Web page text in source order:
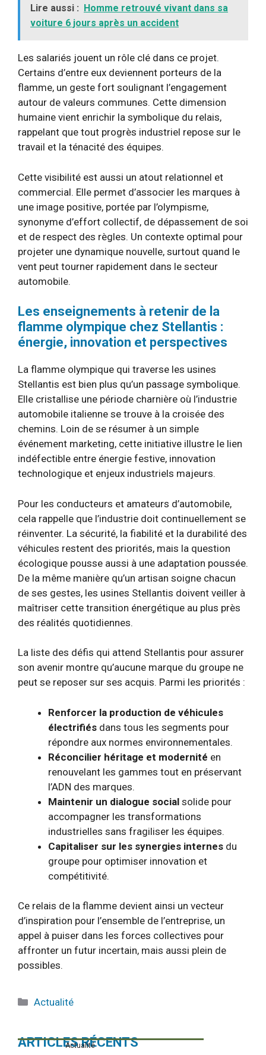
Lire aussi : Homme retrouvé vivant dans sa
voiture 6 jours après un accident
Les salariés jouent un rôle clé dans ce projet.
Certains d’entre eux deviennent porteurs de la
flamme, un geste fort soulignant l’engagement
autour de valeurs communes. Cette dimension
humaine vient enrichir la symbolique du relais,
rappelant que tout progrès industriel repose sur le
travail et la ténacité des équipes.
Cette visibilité est aussi un atout relationnel et
commercial. Elle permet d’associer les marques à
une image positive, portée par l’olympisme,
synonyme d’effort collectif, de dépassement de soi
et de respect des règles. Un contexte optimal pour
projeter une dynamique nouvelle, surtout quand le
vent peut tourner rapidement dans le secteur
automobile.
Les enseignements à retenir de la
flamme olympique chez Stellantis :
énergie, innovation et perspectives
La flamme olympique qui traverse les usines
Stellantis est bien plus qu’un passage symbolique.
Elle cristallise une période charnière où l’industrie
automobile italienne se trouve à la croisée des
chemins. Loin de se résumer à un simple
événement marketing, cette initiative illustre le lien
indéfectible entre énergie festive, innovation
technologique et enjeux industriels majeurs.
Pour les conducteurs et amateurs d’automobile,
cela rappelle que l’industrie doit continuellement se
réinventer. La sécurité, la fiabilité et la durabilité des
véhicules restent des priorités, mais la question
écologique pousse aussi à une adaptation poussée.
De la même manière qu’un artisan soigne chacun
de ses gestes, les usines Stellantis doivent veiller à
maîtriser cette transition énergétique au plus près
des réalités quotidiennes.
La liste des défis qui attend Stellantis pour assurer
son avenir montre qu’aucune marque du groupe ne
peut se reposer sur ses acquis. Parmi les priorités :
Renforcer la production de véhicules
électrifiés dans tous les segments pour
répondre aux normes environnementales.
Réconcilier héritage et modernité en
renouvelant les gammes tout en préservant
l’ADN des marques.
Maintenir un dialogue social solide pour
accompagner les transformations
industrielles sans fragiliser les équipes.
Capitaliser sur les synergies internes du
groupe pour optimiser innovation et
compétitivité.
Ce relais de la flamme devient ainsi un vecteur
d’inspiration pour l’ensemble de l’entreprise, un
appel à puiser dans les forces collectives pour
affronter un futur incertain, mais aussi plein de
possibles.
Catégories
Actualité
ARTICLES RÉCENTS
Actualité